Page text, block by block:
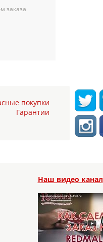
заказа
покупки
Гарантии
Наш видео канал